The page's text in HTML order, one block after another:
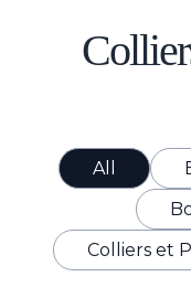
All
Colliers et